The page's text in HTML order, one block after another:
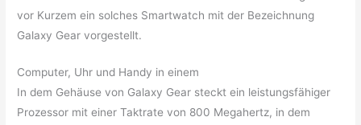
vor Kurzem ein solches Smartwatch mit der Bezeichnung
Galaxy Gear vorgestellt.
Computer, Uhr und Handy in einem
In dem Gehäuse von Galaxy Gear steckt ein leistungsfähiger
Prozessor mit einer Taktrate von 800 Megahertz, in dem